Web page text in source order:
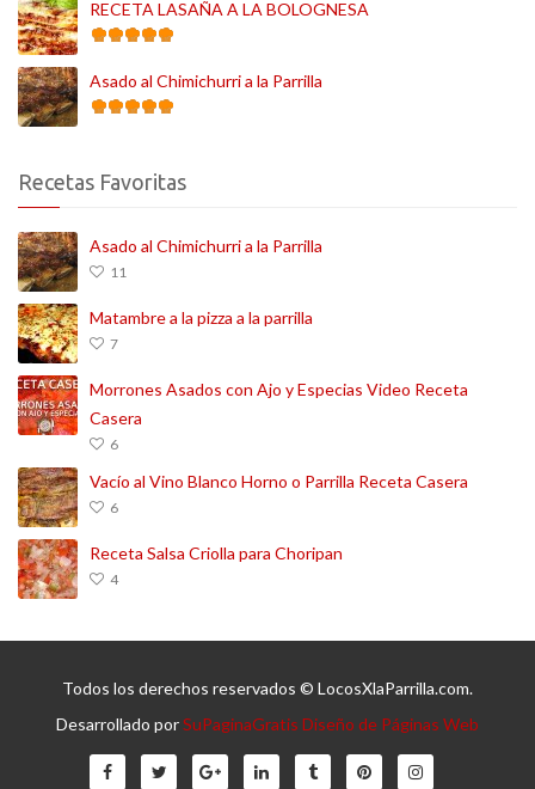
RECETA LASAÑA A LA BOLOGNESA
Asado al Chimichurri a la Parrilla
Recetas Favoritas
Asado al Chimichurri a la Parrilla
11
Matambre a la pizza a la parrilla
7
Morrones Asados con Ajo y Especias Video Receta
Casera
6
Vacío al Vino Blanco Horno o Parrilla Receta Casera
6
Receta Salsa Criolla para Choripan
4
Todos los derechos reservados © LocosXlaParrilla.com.
Desarrollado porSuPaginaGratis Diseño de Páginas Web